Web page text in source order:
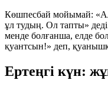
Көшпесбай мойымай:
ұл тудың. Ол тапты»
менде болғанша, елде
қуантсын!» деп,
Ертеңгі күн: